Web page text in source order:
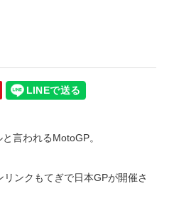
言われるMotoGP。
ンクもてぎで日本GPが開催さ